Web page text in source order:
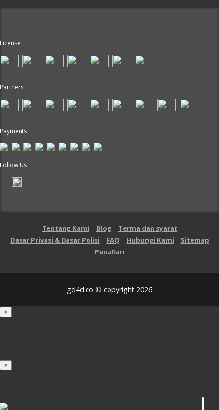
License
Partners
Payments
Follow Us
Tentang Kami Blog
Terma dan syarat
Dasar Privasi & Dasar Polisi
FAQ Hubungi Kami
Sitemap
Penafian
gd4d.co © copyright 2026
×
×